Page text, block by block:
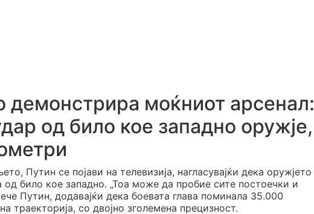
демонстрира моќниот арсенал:
од било кое западно оружје,
Путин се појави на телевизија, нагласувајќи дека оружјето
било кое западно. „Тоа може да пробие сите постоечки и
Путин, додавајќи дека боевата глава поминала 35.000
со двојно зголемена прецизност.